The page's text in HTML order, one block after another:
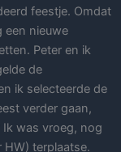
feestje. Omdat
een nieuwe
Peter en ik
de
ik selecteerde de
verder gaan,
Ik was vroeg, nog
HW) terplaatse.